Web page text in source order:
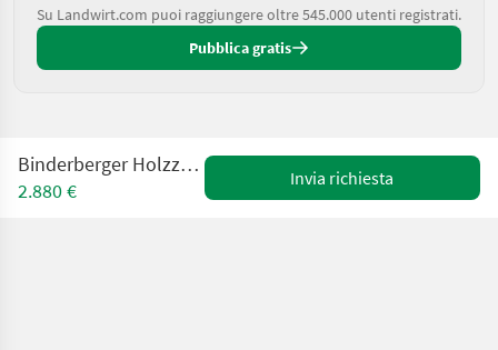
Su Landwirt.com puoi raggiungere oltre 545.000 utenti registrati.
Pubblica gratis
Binderberger Holzzange Smart RZ1200
2.880 €
Invia richiesta